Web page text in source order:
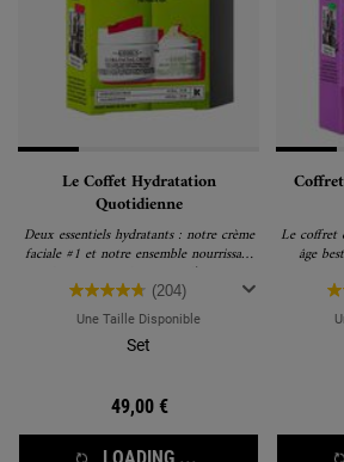
Le Coffet Hydratation
Quotidienne
Deux essentiels hydratants : notre crème
faciale #1 et notre ensemble nourrissant
de soins pour les yeux à l’avocat
(204)
Une Taille Disponible
Set
49,00 €
Le coffret
âge